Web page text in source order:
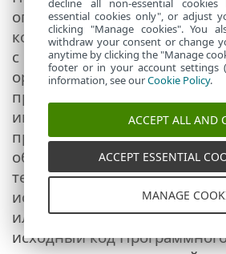
описанных в статье 6(а).
которые разрешено создать
с Соглашением, должны
оригинальные отметки о
прав и другие уведомления
интеллектуальной
присутствуют в самом
обеспечении. Если Вы
технологию,
исходный код Программного
или иным способом
исходный код
decline all non-essential
essential cookies only", or adjust
clicking "Manage cookies". You
withdraw your consent or change
anytime by clicking the "Manage
footer or in your account settings
information, see ourCookie Policy.
ACCEPT ALL AND
ACCEPT ESSENTIAL
MANAGE